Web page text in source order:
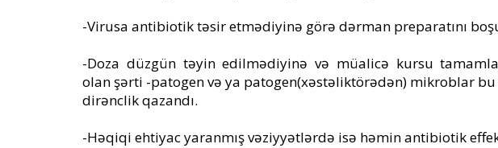
-Virusa antibiotik təsir etmədiyinə görə dərman preparatını
-Doza düzgün təyin edilmədiyinə və müalicə kursu
olan şərti -patogen və ya patogen(xəstəliktörədən) mikroblar bu
dirənclik qazandı.
-Həqiqi ehtiyac yaranmış vəziyyətlərdə isə həmin antibiotik